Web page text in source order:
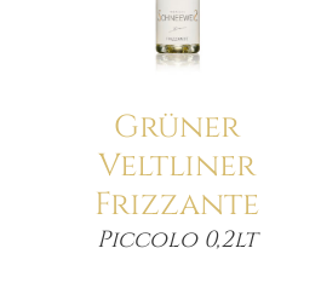
Grüner
Veltliner
Frizzante
Piccolo 0,2lt
Menge